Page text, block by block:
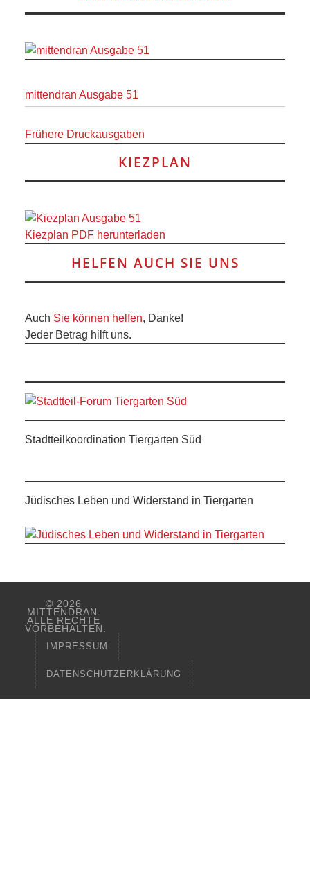
mittendran Ausgabe 51
Frühere Druckausgaben
KIEZPLAN
Kiezplan PDF herunterladen
HELFEN AUCH SIE UNS
Auch Sie können helfen, Danke!
Jeder Betrag hilft uns.
Stadtteilkoordination Tiergarten Süd
Jüdisches Leben und Widerstand in Tiergarten
© 2026
MITTENDRAN.
ALLE RECHTE
VORBEHALTEN.
IMPRESSUM
DATENSCHUTZERKLÄRUNG